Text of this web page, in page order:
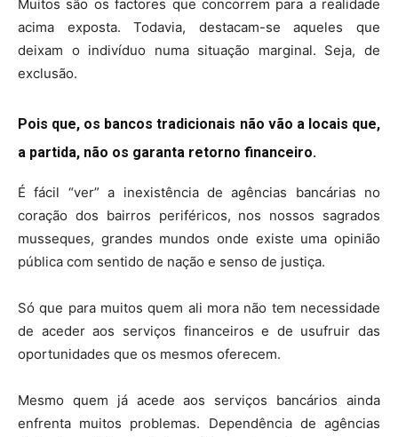
Muitos são os factores que concorrem para a realidade
acima exposta. Todavia, destacam-se aqueles que
deixam o indivíduo numa situação marginal. Seja, de
exclusão.
Pois que, os bancos tradicionais não vão a locais que,
a partida, não os garanta retorno financeiro.
É fácil “ver” a inexistência de agências bancárias no
coração dos bairros periféricos, nos nossos sagrados
musseques, grandes mundos onde existe uma opinião
pública com sentido de nação e senso de justiça.
Só que para muitos quem ali mora não tem necessidade
de aceder aos serviços financeiros e de usufruir das
oportunidades que os mesmos oferecem.
Mesmo quem já acede aos serviços bancários ainda
enfrenta muitos problemas. Dependência de agências